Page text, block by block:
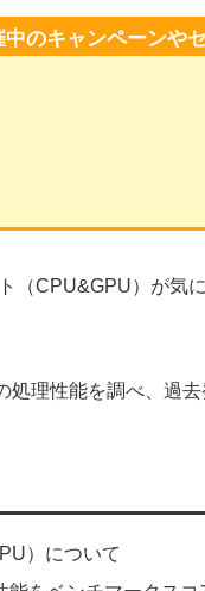
のキャンペーンや
CPU&GPU）が気
理性能を調べ、過
）について